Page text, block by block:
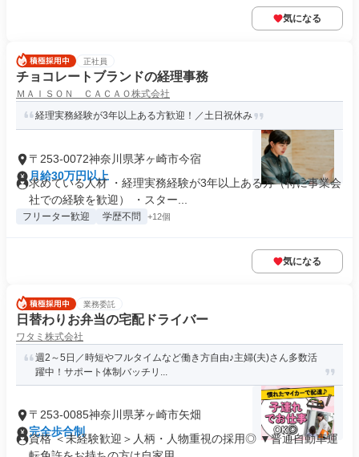
気になる
正社員
チョコレートブランドの経理事務
ＭＡＩＳＯＮ ＣＡＣＡＯ株式会社
経理実務経験が3年以上ある方歓迎！／土日祝休み
〒253-0072神奈川県茅ヶ崎市今宿
月給30万円以上
求めている人材 ・経理実務経験が3年以上ある方（特に事業会
社での経験を歓迎） ・スター...
フリーター歓迎 学歴不問 +12個
気になる
業務委託
日替わりお弁当の宅配ドライバー
ワタミ株式会社
週2～5日／時短やフルタイムなど働き方自由♪主婦(夫)さん多数活
躍中！サポート体制バッチリ...
〒253-0085神奈川県茅ヶ崎市矢畑
完全歩合制
資格 ＜未経験歓迎＞人柄・人物重視の採用◎ ▼普通自動車運